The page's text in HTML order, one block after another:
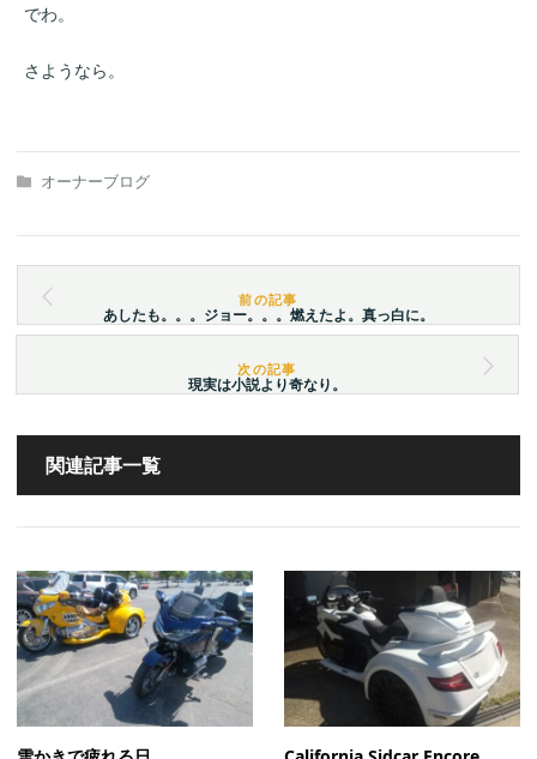
でわ。
さようなら。
オーナーブログ
あしたも。。。ジョー。。。燃えたよ。真っ白に。
現実は小説より奇なり。
関連記事一覧